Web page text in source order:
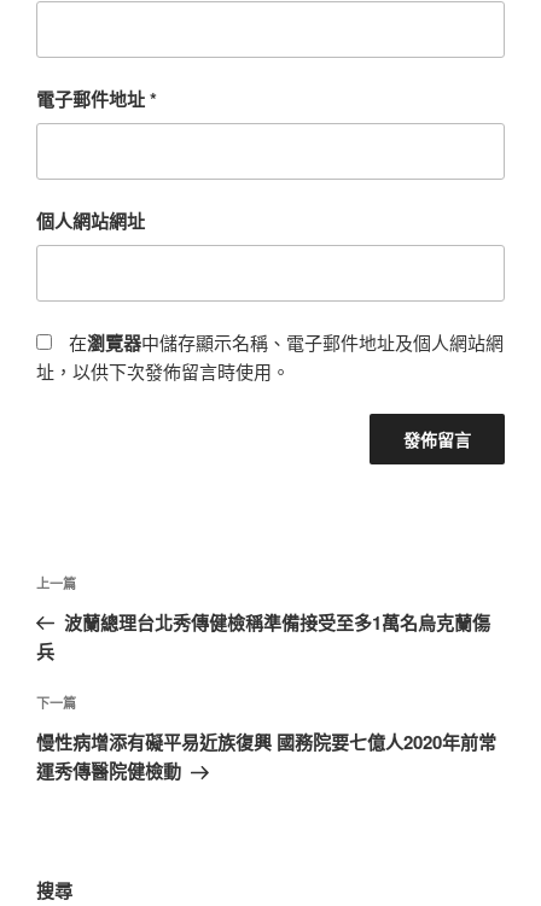
電子郵件地址*
個人網站網址
在瀏覽器中儲存顯示名稱、電子郵件地址及個人網站網
址，以供下次發佈留言時使用。
文
導
覽
上
一
篇
章
上一篇
波蘭總理台北秀傳健檢稱準備接受至多1萬名烏克蘭傷
兵
下
一
篇
下一篇
慢性病增添有礙平易近族復興 國務院要七億人2020年前常
運秀傳醫院健檢動
搜尋